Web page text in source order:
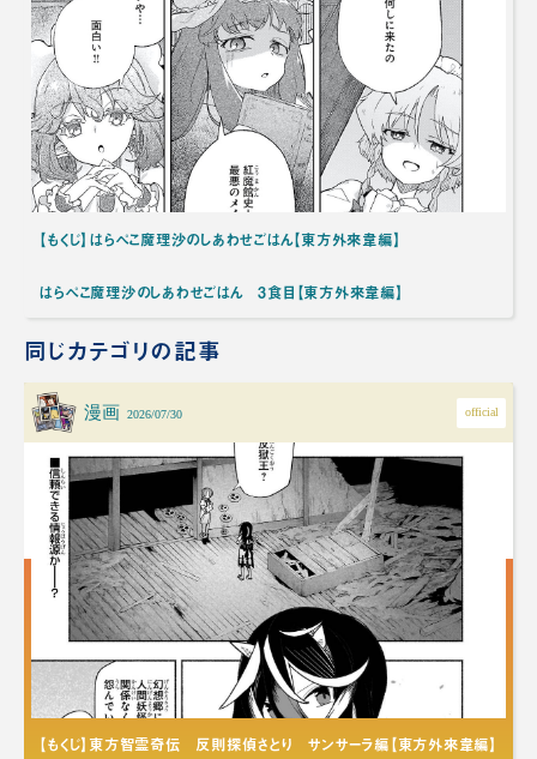
【もくじ】はらぺこ魔理沙のしあわせごはん【東方外來韋編】
はらぺこ魔理沙のしあわせごはん 3食目【東方外來韋編】
同じカテゴリの記事
漫画 2026/07/30 official
【もくじ】東方智霊奇伝 反則探偵さとり サンサーラ編【東方外來韋編】